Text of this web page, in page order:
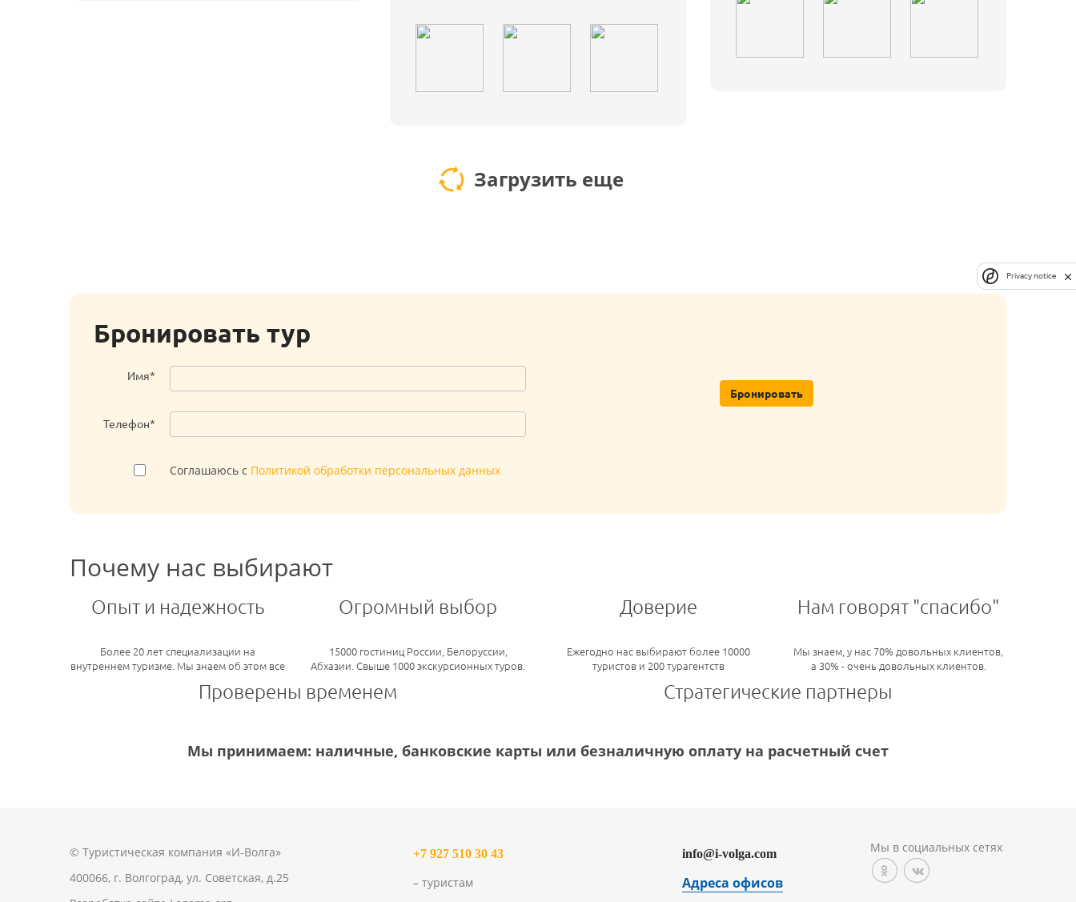
Загрузить еще
Бронировать тур
Имя*
Телефон*
Соглашаюсь с Политикой обработки персональных данных
Бронировать
Почему нас выбирают
Опыт и надежность
Более 20 лет специализации на
внутреннем туризме. Мы знаем об этом все
Огромный выбор
15000 гостиниц России, Белоруссии,
Абхазии. Свыше 1000 экскурсионных туров.
Доверие
Ежегодно нас выбирают более 10000
туристов и 200 турагентств
Нам говорят "спасибо"
Мы знаем, у нас 70% довольных клиентов,
а 30% - очень довольных клиентов.
Проверены временем Стратегические партнеры
Мы принимаем: наличные, банковские карты или безналичную оплату на расчетный счет
© Туристическая компания «И-Волга»
400066, г. Волгоград, ул. Советская, д.25
+7 927 510 30 43
– туристам
info@i-volga.com
Адреса офисов
Мы в социальных сетях
Privacy notice